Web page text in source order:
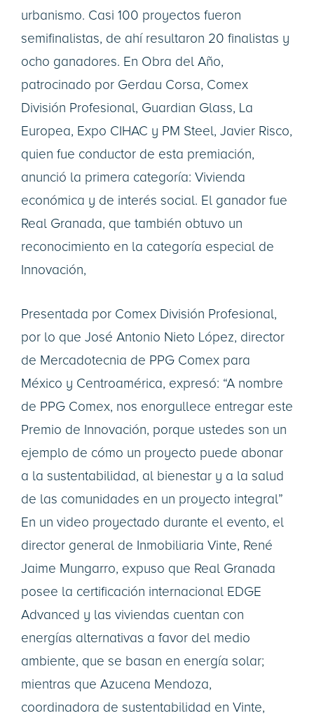
urbanismo. Casi 100 proyectos fueron
semifinalistas, de ahí resultaron 20 finalistas y
ocho ganadores. En Obra del Año,
patrocinado por Gerdau Corsa, Comex
División Profesional, Guardian Glass, La
Europea, Expo CIHAC y PM Steel, Javier Risco,
quien fue conductor de esta premiación,
anunció la primera categoría: Vivienda
económica y de interés social. El ganador fue
Real Granada, que también obtuvo un
reconocimiento en la categoría especial de
Innovación,
Presentada por Comex División Profesional,
por lo que José Antonio Nieto López, director
de Mercadotecnia de PPG Comex para
México y Centroamérica, expresó: “A nombre
de PPG Comex, nos enorgullece entregar este
Premio de Innovación, porque ustedes son un
ejemplo de cómo un proyecto puede abonar
a la sustentabilidad, al bienestar y a la salud
de las comunidades en un proyecto integral”
En un video proyectado durante el evento, el
director general de Inmobiliaria Vinte, René
Jaime Mungarro, expuso que Real Granada
posee la certificación internacional EDGE
Advanced y las viviendas cuentan con
energías alternativas a favor del medio
ambiente, que se basan en energía solar;
mientras que Azucena Mendoza,
coordinadora de sustentabilidad en Vinte,